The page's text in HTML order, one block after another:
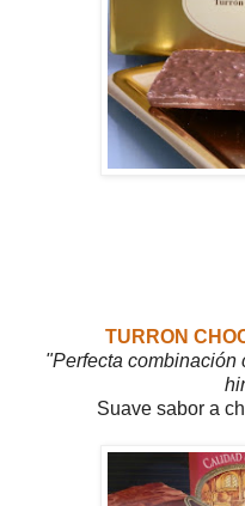
TURRON
"Perfecta combinación
Suave sabor a